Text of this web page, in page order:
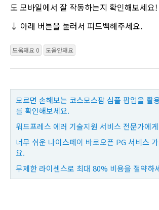
도 모바일에서 잘 작동하는지 확인해보세요
↓ 아래 버튼을 눌러서 피드백해주세요.
도움돼요 0 도움안돼요
모르면 손해보는 코스모스팜 심플 팝업을 활
를 확인해보세요.
워드프레스 에러 기술지원 서비스 전문가에
너무 쉬운 나이스페이 바로오픈 PG 서비스
요.
무제한 라이센스로 최대 80% 비용을 절약하